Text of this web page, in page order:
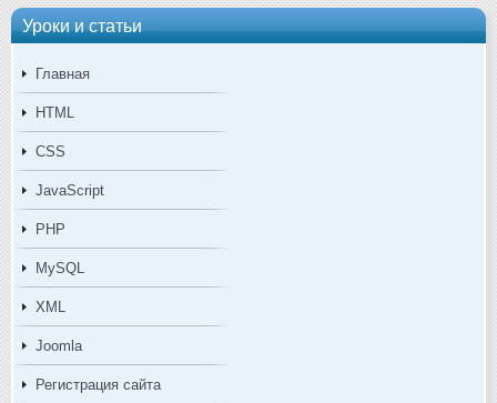
Уроки и статьи
Главная
HTML
CSS
JavaScript
PHP
MySQL
XML
Joomla
Регистрация сайта